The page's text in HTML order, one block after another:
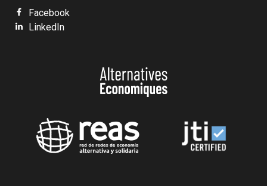
Facebook
LinkedIn